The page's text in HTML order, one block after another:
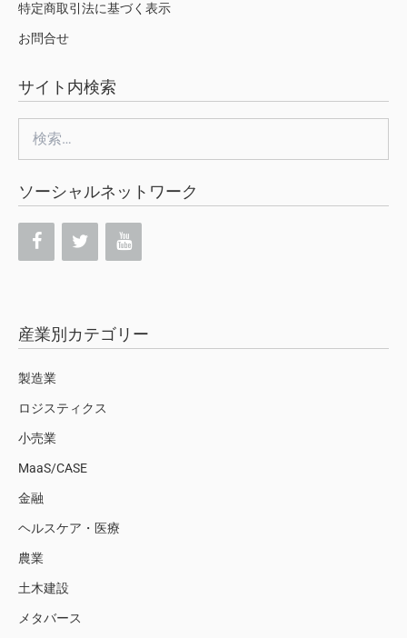
特定商取引法に基づく表示
お問合せ
サイト内検索
索:
ソーシャルネットワーク
産業別カテゴリー
製造業
ロジスティクス
小売業
MaaS/CASE
金融
ヘルスケア・医療
農業
土木建設
メタバース